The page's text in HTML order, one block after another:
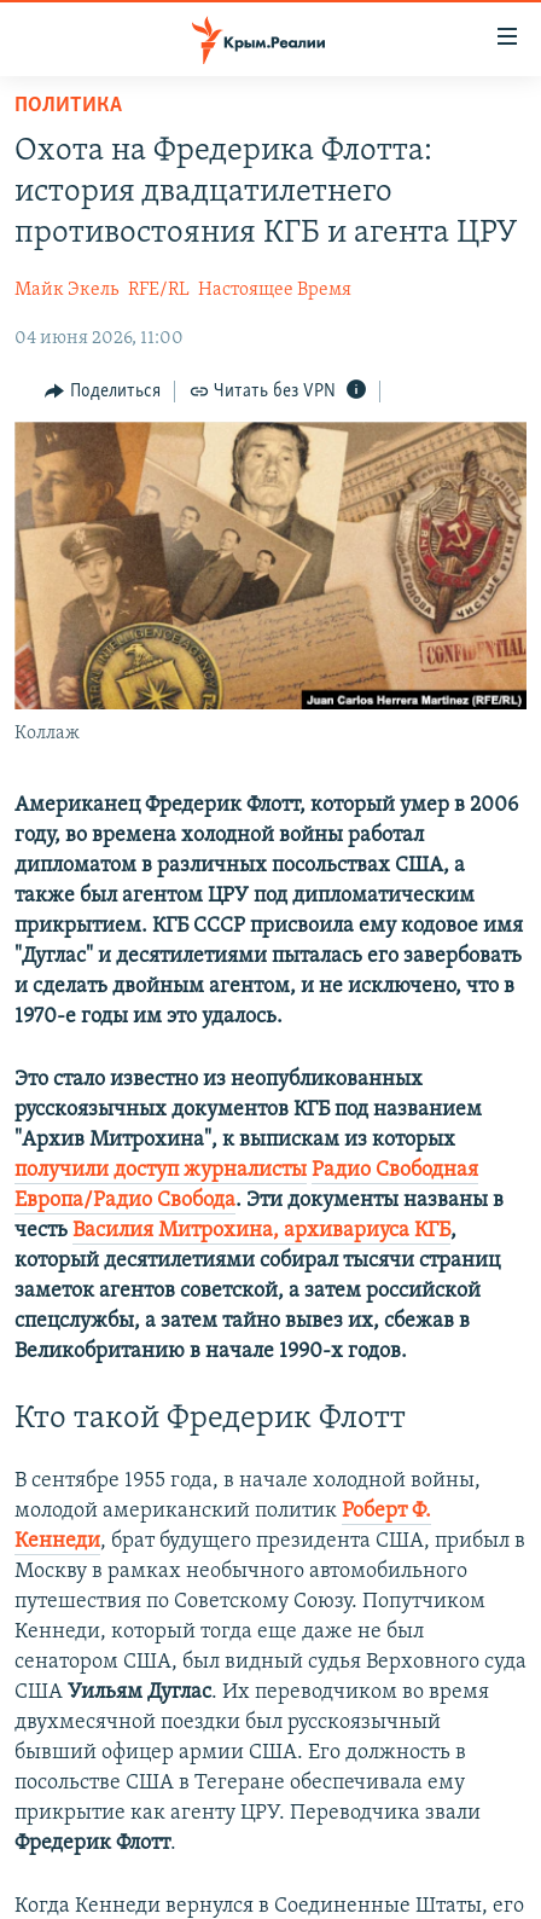
Вернуться
основному
содержанию
Вернутся
главной
Вернутся
поиску
11 ЛЕТ ОККУПАЦИИ КРЫМА. 11 ИСТОРИЙ СОПРОТИВЛЕНИЯ
ЕЩЕ
ИНТЕРАКТИВ
ИНФОГРАФИКА
ТЕЛЕПРОЕКТ КРЫМ.РЕАЛИИ
СОВЕТЫ ПРАВОЗАЩИТНИКОВ
ПРОПАВШИЕ БЕЗ ВЕСТИ
ПОБЕДИТЕЛЕЙ НЕ СУДЯТ?
КРЫМ.НЕПОКОРЕННЫЙ
ELIFBE
УКРАИНСКАЯ ПРОБЛЕМА КРЫМА
РАДІО СВОБОДА
КАК ОБОЙТИ БЛОКИРОВКУ
Українською
Qırımtatar
ПРИСОЕДИНЯЙТЕСЬ!
Все сайты RFE/RL
ПОЛИТИКА
Охота на Фредерика Флотта:
история двадцатилетнего
противостояния КГБ и агента ЦРУ
Майк Экель RFE/RL Настоящее Время
04 июня 2026, 11:00
Поделиться Читать без VPN
Коллаж
Американец Фредерик Флотт, который умер в 2006
году, во времена холодной войны работал
дипломатом в различных посольствах США, а
также был агентом ЦРУ под дипломатическим
прикрытием. КГБ СССР присвоила ему кодовое имя
"Дуглас" и десятилетиями пыталась его завербовать
и сделать двойным агентом, и не исключено, что в
1970-е годы им это удалось.
Это стало известно из неопубликованных
русскоязычных документов КГБ под названием
"Архив Митрохина", к выпискам из которых
получили доступ журналисты Радио Свободная
Европа/Радио Свобода. Эти документы названы в
честь Василия Митрохина, архивариуса КГБ,
который десятилетиями собирал тысячи страниц
заметок агентов советской, а затем российской
спецслужбы, а затем тайно вывез их, сбежав в
Великобританию в начале 1990-х годов.
Кто такой Фредерик Флотт
В сентябре 1955 года, в начале холодной войны,
молодой американский политик Роберт Ф.
Кеннеди, брат будущего президента США, прибыл в
Москву в рамках необычного автомобильного
путешествия по Советскому Союзу. Попутчиком
Кеннеди, который тогда еще даже не был
сенатором США, был видный судья Верховного суда
США Уильям Дуглас. Их переводчиком во время
двухмесячной поездки был русскоязычный
бывший офицер армии США. Его должность в
посольстве США в Тегеране обеспечивала ему
прикрытие как агенту ЦРУ. Переводчика звали
Фредерик Флотт.
Когда Кеннеди вернулся в Соединенные Штаты, его